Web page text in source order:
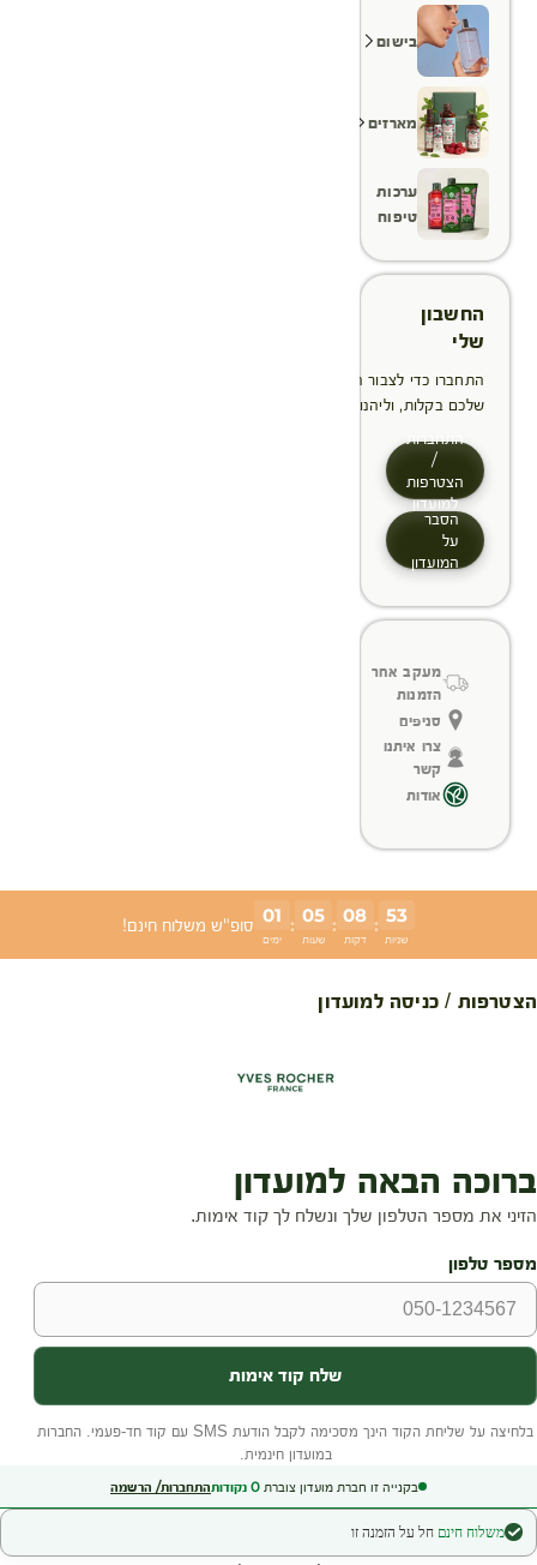
בישום
מארזים
ערכות
טיפוח
החשבון
שלי
התחברו כדי לצבור הטבות, לנהל ולעקוב אחר ההזמנות
שלכם בקלות, וליהנות מתהליך תשלום מהיר יותר
התחברות
/
הצטרפות
למועדון
הסבר
על
המועדון
מעקב אחר
הזמנות
סניפים
צרו איתנו
קשר
אודות
01
ימים
: 05
שעות
: 08
דקות
: 53
שניות
סופ"ש משלוח חינם!
הצטרפות / כניסה למועדון
בקנייה זו חברת מועדון צוברת 0 נקודותהתחברות/ הרשמה
משלוח חינם חל על הזמנה זו